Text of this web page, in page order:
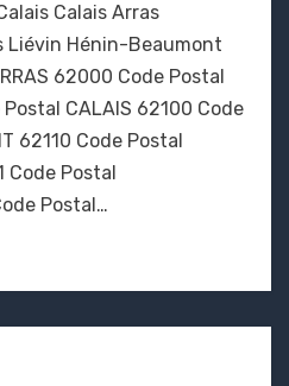
postal
62
Pas-
calais
Arras
Calais Arras
Liévin Hénin-Beaumont
62000 Code Postal
CALAIS 62100 Code
62110 Code Postal
Code Postal
Postal…